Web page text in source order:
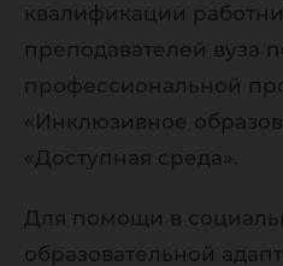
квалификации
преподавателей вуза
профессиональной
«Инклюзивное
«Доступная среда».
Для помощи в
образовательной